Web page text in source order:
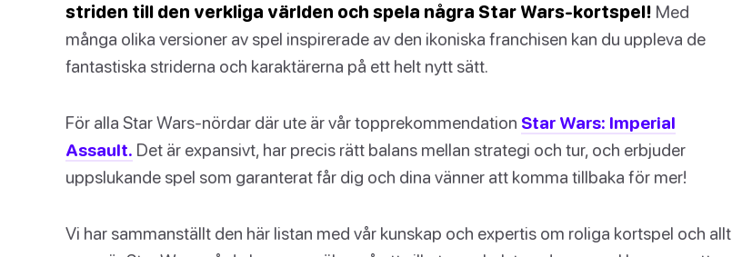
striden till den verkliga världen och spela några Star Wars-kortspel! Med
många olika versioner av spel inspirerade av den ikoniska franchisen kan du uppleva de
fantastiska striderna och karaktärerna på ett helt nytt sätt.
För alla Star Wars-nördar där ute är vår topprekommendation Star Wars: Imperial
Assault. Det är expansivt, har precis rätt balans mellan strategi och tur, och erbjuder
uppslukande spel som garanterat får dig och dina vänner att komma tillbaka för mer!
Vi har sammanställt den här listan med vår kunskap och expertis om roliga kortspel och allt